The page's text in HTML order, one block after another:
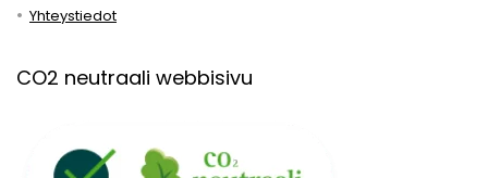
Yhteystiedot
CO2 neutraali webbisivu